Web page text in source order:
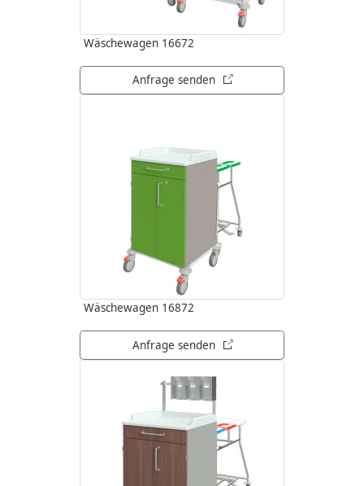
Wäschewagen 16672
Anfrage senden öffnet in neuem Tab
Wäschewagen 16872
Anfrage senden öffnet in neuem Tab